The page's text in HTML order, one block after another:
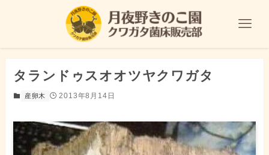
タランドゥスオオツヤクワガタ
産卵木 2013年8月14日